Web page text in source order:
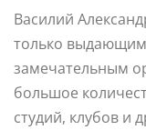
Василий
только
замечательным
большое
студий, клубов и